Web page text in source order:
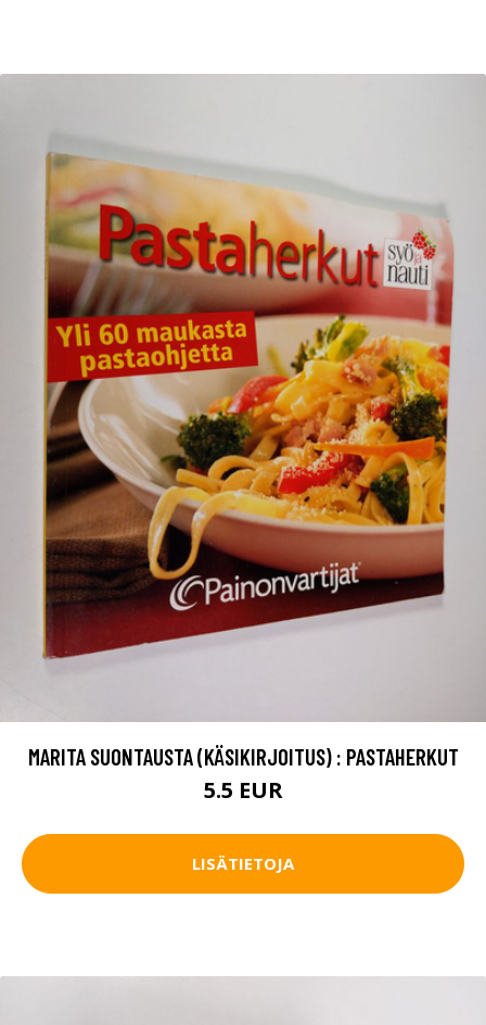
MARITA SUONTAUSTA (KÄSIKIRJOITUS) : PASTAHERKUT
5.5 EUR
LISÄTIETOJA